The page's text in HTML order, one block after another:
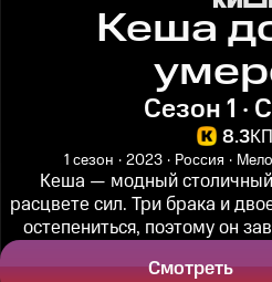
Кеша
Сезон 1 ·
8.3
1 сезон 2023 Россия
Кеша — модный
расцвете сил. Три брака и
остепениться, поэтому он
Смотреть